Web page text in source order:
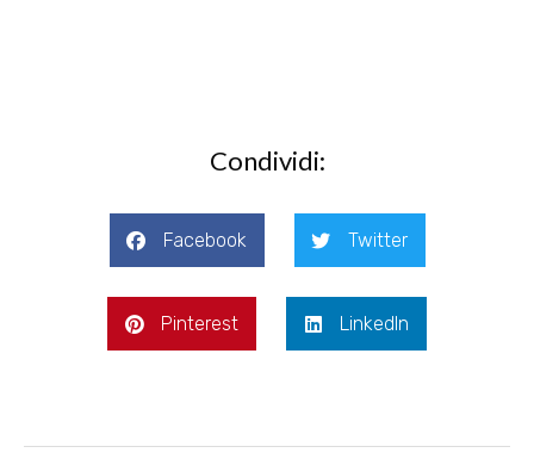
Condividi:
Facebook Twitter
Pinterest LinkedIn